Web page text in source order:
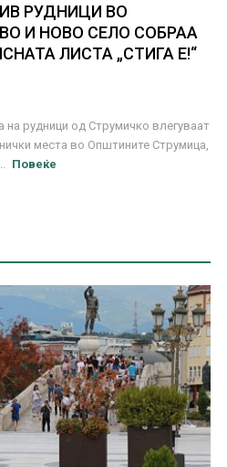
РУДНИЦИ ВО
И НОВО СЕЛО СОБРАА
ЛИСТА „СТИГА Е!“
на рудници од Струмичко влегуваат
места во Општините Струмица,
Повеќе